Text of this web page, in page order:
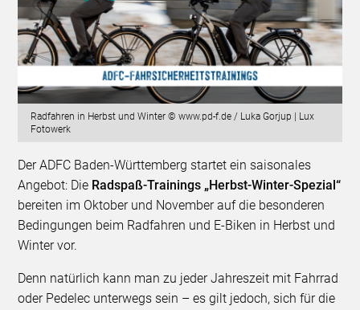
Radfahren in Herbst und Winter © www.pd-f.de / Luka Gorjup | Lux
Fotowerk
Der ADFC Baden-Württemberg startet ein saisonales
Angebot: Die Radspaß-Trainings „Herbst-Winter-Spezial“
bereiten im Oktober und November auf die besonderen
Bedingungen beim Radfahren und E-Biken in Herbst und
Winter vor.
Denn natürlich kann man zu jeder Jahreszeit mit Fahrrad
oder Pedelec unterwegs sein – es gilt jedoch, sich für die